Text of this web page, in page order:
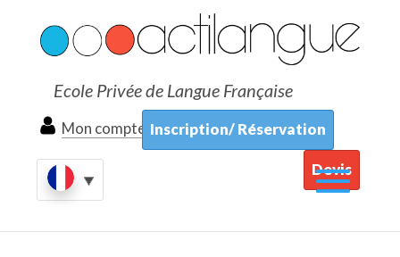
Ecole Privée de Langue Française
Mon compte Inscription/ Réservation
Devis